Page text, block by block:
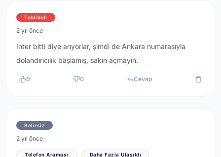
Tehlikeli
2 yıl önce
Inter bitti diye arıyorlar, şimdi de Ankara numarasıyla
dolandırıcılık başlamış, sakın açmayın.
0 0 Cevap
Belirsiz
2 yıl önce
Telefon Araması Daha Fazla Ulaşıldı